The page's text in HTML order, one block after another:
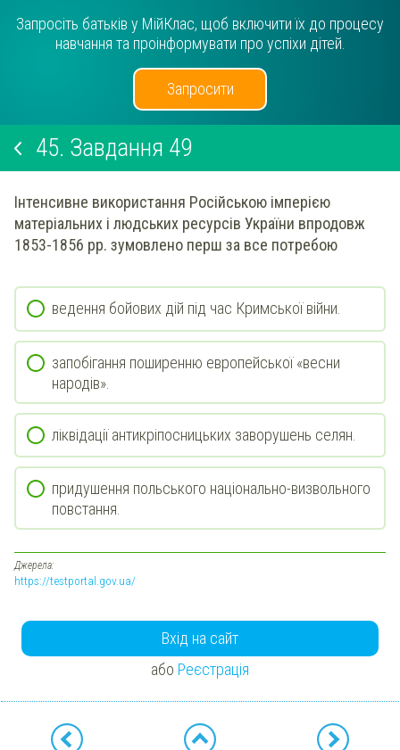
Запросіть батьків у МійКлас, щоб включити їх до процесу
навчання та проінформувати про успіхи дітей.
Запросити
45. Завдання 49
Інтенсивне використання Російською імперією
матеріальних і людських ресурсів України впродовж
1853-1856 рр. зумовлено перш за все потребою
ведення бойових дій під час Кримської війни.
запобігання поширенню европейської «весни
народів».
ліквідації антикріпосницьких заворушень селян.
придушення польського національно-визвольного
повстання.
Джерела:
https://testportal.gov.ua/
Вхід на сайт
або Реєстрація